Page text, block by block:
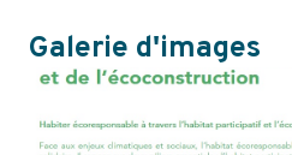
Galerie d'images